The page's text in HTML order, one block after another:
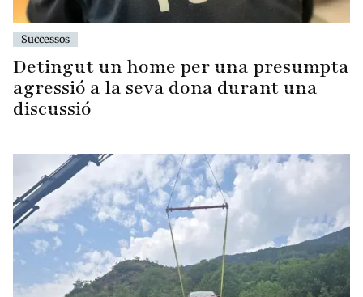
Successos
Detingut un home per una presumpta
agressió a la seva dona durant una
discussió